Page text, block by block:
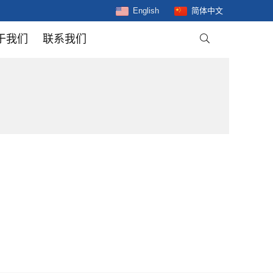
English 简体中文
我们 联系我们 